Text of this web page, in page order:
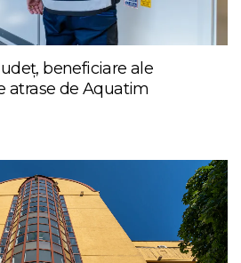
beneficiare ale
atrase de Aquatim